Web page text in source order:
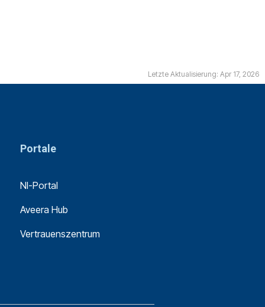
Letzte Aktualisierung: Apr 17, 2026
Portale
NI-Portal
Aveera Hub
Vertrauenszentrum